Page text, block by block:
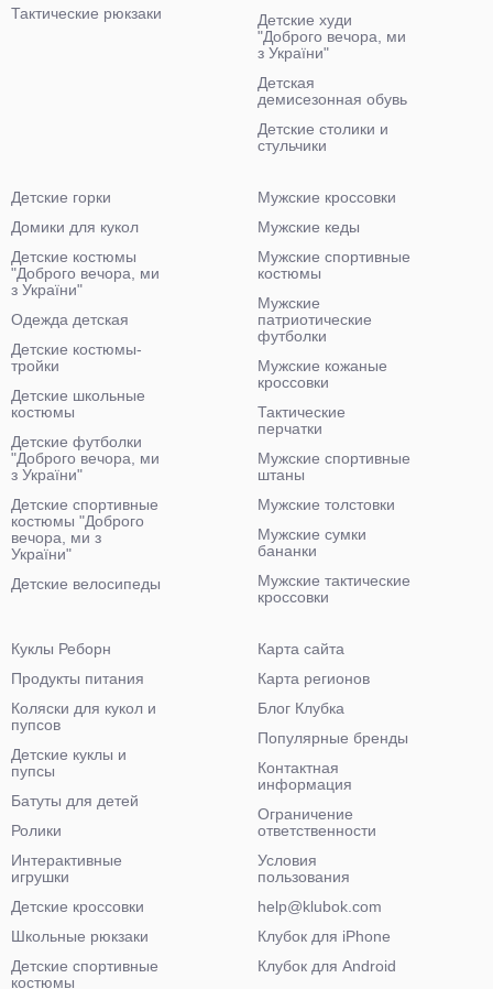
Тактические рюкзаки
Детские худи
"Доброго вечора, ми
з України"
Детская
демисезонная обувь
Детские столики и
стульчики
Детские горки
Домики для кукол
Детские костюмы
"Доброго вечора, ми
з України"
Одежда детская
Детские костюмы-
тройки
Детские школьные
костюмы
Детские футболки
"Доброго вечора, ми
з України"
Детские спортивные
костюмы "Доброго
вечора, ми з
України"
Детские велосипеды
Мужские кроссовки
Мужские кеды
Мужские спортивные
костюмы
Мужские
патриотические
футболки
Мужские кожаные
кроссовки
Тактические
перчатки
Мужские спортивные
штаны
Мужские толстовки
Мужские сумки
бананки
Мужские тактические
кроссовки
Куклы Реборн
Продукты питания
Коляски для кукол и
пупсов
Детские куклы и
пупсы
Батуты для детей
Ролики
Интерактивные
игрушки
Детские кроссовки
Школьные рюкзаки
Детские спортивные
костюмы
Карта сайта
Карта регионов
Блог Клубка
Популярные бренды
Контактная
информация
Ограничение
ответственности
Условия
пользования
help@klubok.com
Клубок для iPhone
Клубок для Android